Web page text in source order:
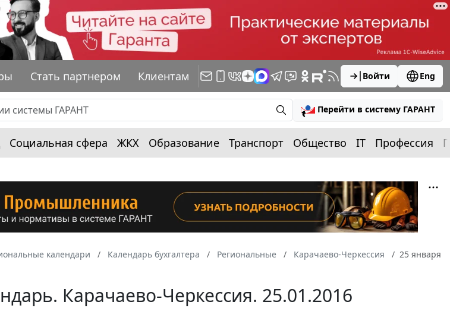
Стать партнером Клиентам Войти Eng
Перейти в систему ГАРАНТ
Социальная сфера ЖКХ Образование Транспорт Общество IT Профессия
календари Календарь бухгалтера Региональные Карачаево-Черкессия
25 января
Карачаево-Черкессия. 25.01.2016